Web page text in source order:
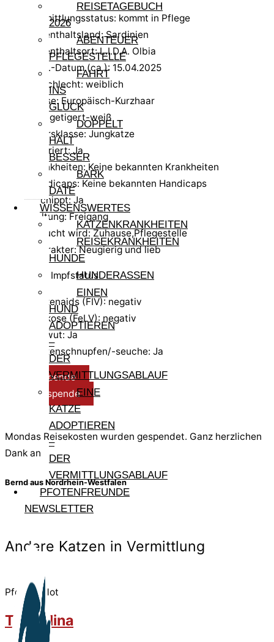
REISETAGEBUCH
2026
ABENTEUER
PFLEGESTELLE
FAHRT
INS
GLÜCK
DOPPELT
HÄLT
BESSER
BARK
DATE
WISSENSWERTES
KATZENKRANKHEITEN
REISEKRANKHEITEN
HUNDE
HUNDERASSEN
EINEN
HUND
ADOPTIEREN
–
DER
VERMITTLUNGSABLAUF
EINE
KATZE
ADOPTIEREN
–
DER
VERMITTLUNGSABLAUF
PFOTENFREUNDE
NEWSLETTER
Vermittlungsstatus: kommt in Pflege
Aufenthaltsland: Sardinien
Aufenthaltsort: L.I.D.A. Olbia
Geb.-Datum (ca.): 15.04.2025
Geschlecht: weiblich
Rasse: Europäisch-Kurzhaar
Fell: getigert-weiß
Altersklasse: Jungkatze
kastriert: Ja
Krankheiten: Keine bekannten Krankheiten
Handicaps: Keine bekannten Handicaps
gechippt: Ja
Haltung: Freigang
gesucht wird: Zuhause,Pflegestelle
Charakter: Neugierig und lieb
Test- und Impfstatus
Katzenaids (FIV): negativ
Leukose (FeLV): negativ
Tollwut: Ja
Katzenschnupfen/-seuche: Ja
Reisespende
Pflegespende
Mondas Reisekosten wurden gespendet. Ganz herzlichen
Dank an
Bernd aus Nordrhein-Westfalen
Andere Katzen in Vermittlung
Pfote in Not
Tremolina